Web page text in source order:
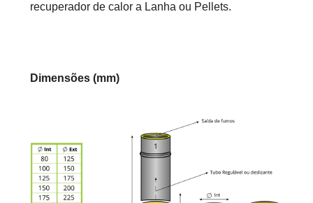
recuperador de calor a Lanha ou Pellets.
Dimensões (mm)